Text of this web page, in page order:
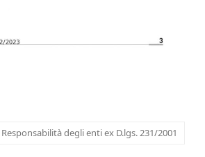
degli enti ex D.lgs. 231/2001